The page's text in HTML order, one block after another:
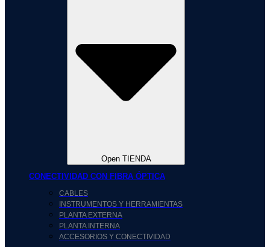
Open TIENDA
CONECTIVIDAD CON FIBRA ÓPTICA
CABLES
INSTRUMENTOS Y HERRAMIENTAS
PLANTA EXTERNA
PLANTA INTERNA
ACCESORIOS Y CONECTIVIDAD